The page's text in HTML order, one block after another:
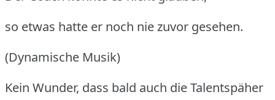
so etwas hatte er noch nie zuvor gesehen.
(Dynamische Musik)
Kein Wunder, dass bald auch die Talentspäher